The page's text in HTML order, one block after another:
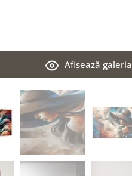
Afişează galeria